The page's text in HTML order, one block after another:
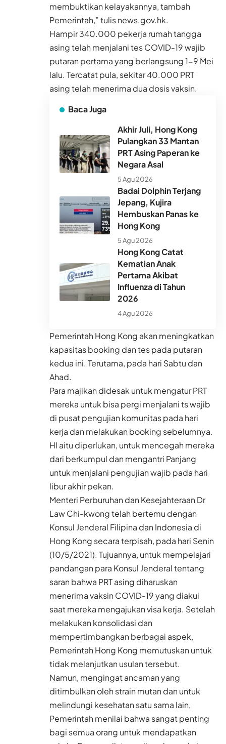
membuktikan kelayakannya, tambah
Pemerintah,” tulisnews.gov.hk.
Hampir 340.000 pekerja rumah tangga
asing telah menjalani tes COVID-19 wajib
putaran pertama yang berlangsung 1-9 Mei
lalu. Tercatat pula, sekitar 40.000 PRT
asing telah menerima dua dosis vaksin.
Baca Juga
Akhir Juli, Hong Kong
Pulangkan 33 Mantan
PRT Asing Paperan ke
Negara Asal
5 Agu 2026
Badai Dolphin Terjang
Jepang, Kujira
Hembuskan Panas ke
Hong Kong
5 Agu 2026
Hong Kong Catat
Kematian Anak
Pertama Akibat
Influenza di Tahun
2026
4 Agu 2026
Pemerintah Hong Kong akan meningkatkan
kapasitas booking dan tes pada putaran
kedua ini. Terutama, pada hari Sabtu dan
Ahad.
Para majikan didesak untuk mengatur PRT
mereka untuk bisa pergi menjalani ts wajib
di pusat pengujian komunitas pada hari
kerja dan melakukan booking sebelumnya.
Hl aitu diperlukan, untuk mencegah mereka
dari berkumpul dan mengantri Panjang
untuk menjalani pengujian wajib pada hari
libur akhir pekan.
Menteri Perburuhan dan Kesejahteraan Dr
Law Chi-kwong telah bertemu dengan
Konsul Jenderal Filipina dan Indonesia di
Hong Kong secara terpisah, pada hari Senin
(10/5/2021). Tujuannya, untuk mempelajari
pandangan para Konsul Jenderal tentang
saran bahwa PRT asing diharuskan
menerima vaksin COVID-19 yang diakui
saat mereka mengajukan visa kerja. Setelah
melakukan konsolidasi dan
mempertimbangkan berbagai aspek,
Pemerintah Hong Kong memutuskan untuk
tidak melanjutkan usulan tersebut.
Namun, mengingat ancaman yang
ditimbulkan oleh strain mutan dan untuk
melindungi kesehatan satu sama lain,
Pemerintah menilai bahwa sangat penting
bagi semua orang untuk mendapatkan